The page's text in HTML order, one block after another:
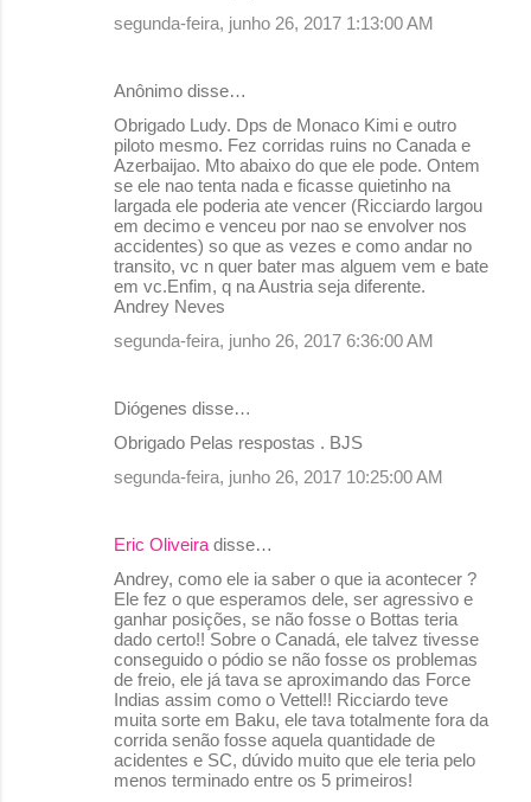
segunda-feira, junho 26, 2017 1:13:00 AM
Anônimo disse…
Obrigado Ludy. Dps de Monaco Kimi e outro
piloto mesmo. Fez corridas ruins no Canada e
Azerbaijao. Mto abaixo do que ele pode. Ontem
se ele nao tenta nada e ficasse quietinho na
largada ele poderia ate vencer (Ricciardo largou
em decimo e venceu por nao se envolver nos
accidentes) so que as vezes e como andar no
transito, vc n quer bater mas alguem vem e bate
em vc.Enfim, q na Austria seja diferente.
Andrey Neves
segunda-feira, junho 26, 2017 6:36:00 AM
Diógenes disse…
Obrigado Pelas respostas . BJS
segunda-feira, junho 26, 2017 10:25:00 AM
Eric Oliveira disse…
Andrey, como ele ia saber o que ia acontecer ?
Ele fez o que esperamos dele, ser agressivo e
ganhar posições, se não fosse o Bottas teria
dado certo!! Sobre o Canadá, ele talvez tivesse
conseguido o pódio se não fosse os problemas
de freio, ele já tava se aproximando das Force
Indias assim como o Vettel!! Ricciardo teve
muita sorte em Baku, ele tava totalmente fora da
corrida senão fosse aquela quantidade de
acidentes e SC, dúvido muito que ele teria pelo
menos terminado entre os 5 primeiros!